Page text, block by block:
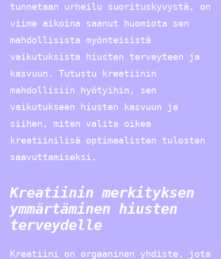
tunnetaan urheilu suorituskyvystä, on
viime aikoina saanut huomiota sen
mahdollisista myönteisistä
vaikutuksista hiusten terveyteen ja
kasvuun. Tutustu kreatiinin
mahdollisiin hyötyihin, sen
vaikutukseen hiusten kasvuun ja
siihen, miten valita oikea
kreatiinilisä optimaalisten tulosten
saavuttamiseksi.
Kreatiinin merkityksen
ymmärtäminen hiusten
terveydelle
Kreatiini on orgaaninen yhdiste, jota